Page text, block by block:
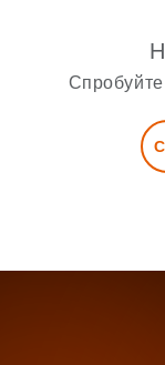
Спробуйте